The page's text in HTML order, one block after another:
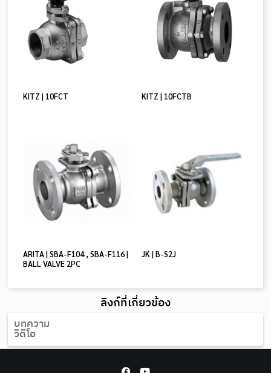
KITZ | 10FCT KITZ | 10FCTB
ARITA | SBA-F104 , SBA-F116 |
BALL VALVE 2PC
JK | B-S2J
ลิงก์ที่เกี่ยวข้อง
บทความ
วิดีโอ